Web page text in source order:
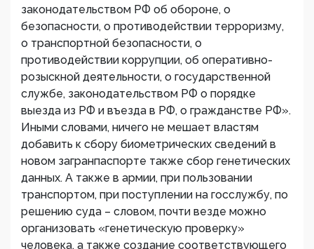
законодательством РФ об обороне, о
безопасности, о противодействии терроризму,
о транспортной безопасности, о
противодействии коррупции, об оперативно-
розыскной деятельности, о государственной
службе, законодательством РФ о порядке
выезда из РФ и въезда в РФ, о гражданстве РФ».
Иными словами, ничего не мешает властям
добавить к сбору биометрических сведений в
новом загранпаспорте также сбор генетических
данных. А также в армии, при пользовании
транспортом, при поступлении на госслужбу, по
решению суда – словом, почти везде можно
организовать «генетическую проверку»
человека, а также создание соответствующего